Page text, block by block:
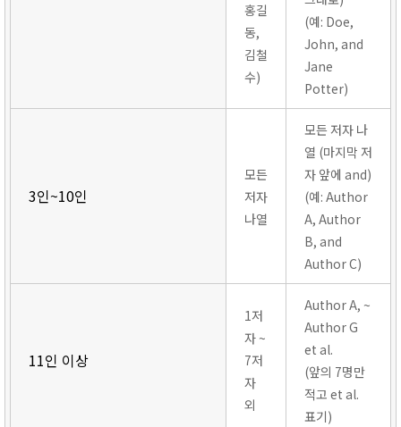
홍길
동,
김철
수)
(예: Doe,
John, and
Jane
Potter)
3인~10인
모든
저자
나열
모든 저자 나
열 (마지막 저
자 앞에 and)
(예: Author
A, Author
B, and
Author C)
11인 이상
1저
자 ~
7저
자
외
Author A, ~
Author G
et al.
(앞의 7명만
적고 et al.
표기)